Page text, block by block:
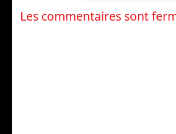
Les commentaires sont